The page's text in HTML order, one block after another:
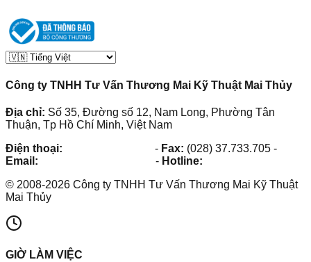
Công ty TNHH Tư Vấn Thương Mai Kỹ Thuật Mai Thủy
Địa chỉ: Số 35, Đường số 12, Nam Long, Phường Tân
Thuận, Tp Hồ Chí Minh, Việt Nam
Điện thoại:
- Fax: (028) 37.733.705 -
Email:
- Hotline:
© 2008-2026 Công ty TNHH Tư Vấn Thương Mai Kỹ Thuật
Mai Thủy
GIỜ LÀM VIỆC